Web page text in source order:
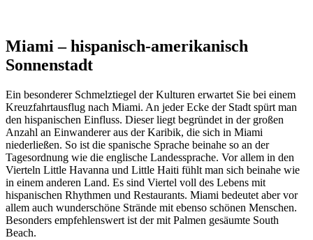
Miami – hispanisch-amerikanisch
Sonnenstadt
Ein besonderer Schmelztiegel der Kulturen erwartet Sie bei einem
Kreuzfahrtausflug nach Miami. An jeder Ecke der Stadt spürt man
den hispanischen Einfluss. Dieser liegt begründet in der großen
Anzahl an Einwanderer aus der Karibik, die sich in Miami
niederließen. So ist die spanische Sprache beinahe so an der
Tagesordnung wie die englische Landessprache. Vor allem in den
Vierteln Little Havanna und Little Haiti fühlt man sich beinahe wie
in einem anderen Land. Es sind Viertel voll des Lebens mit
hispanischen Rhythmen und Restaurants. Miami bedeutet aber vor
allem auch wunderschöne Strände mit ebenso schönen Menschen.
Besonders empfehlenswert ist der mit Palmen gesäumte South
Beach.